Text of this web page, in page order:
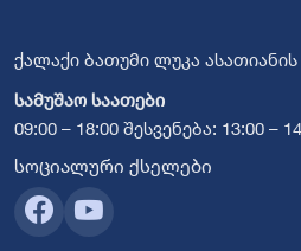
ქალაქი ბათუმი ლუკა
სამუშაო საათები
09:00 – 18:00 შესვენება: 13:00 –
სოციალური ქსელები